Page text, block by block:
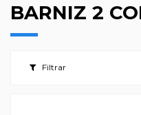
BARNIZ 2
Filtrar